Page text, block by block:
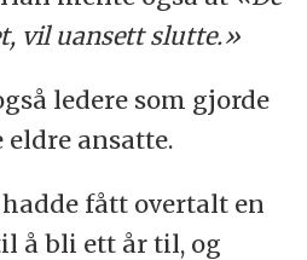
vil uansett slutte.»
ledere som gjorde
ansatte.
fått overtalt en
å bli ett år til, og